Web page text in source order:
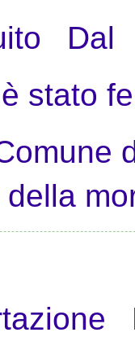
Dal
stato
della